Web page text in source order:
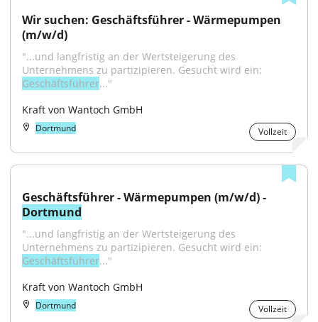
Wir suchen: Geschäftsführer - Wärmepumpen
(m/w/d)
"...und langfristig an der Wertsteigerung des
Geschäftsführer..."
Kraft von Wantoch GmbH
Dortmund Vollzeit
Dortmund
"...und langfristig an der Wertsteigerung des
Geschäftsführer..."
Kraft von Wantoch GmbH
Dortmund Vollzeit